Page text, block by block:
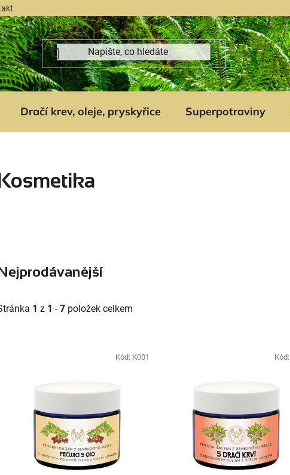
Dračí krev, oleje, pryskyřice Superpotraviny
1 z 1 -7 položek celkem
Kód: K001 Kód: